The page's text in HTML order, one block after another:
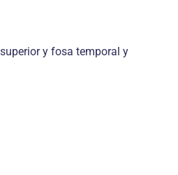
y fosa temporal y